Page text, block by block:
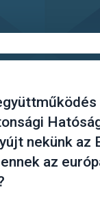
nekünk az
az